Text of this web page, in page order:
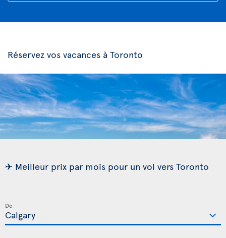
Réservez vos vacances à Toronto
✈ Meilleur prix par mois pour un vol vers Toronto
De